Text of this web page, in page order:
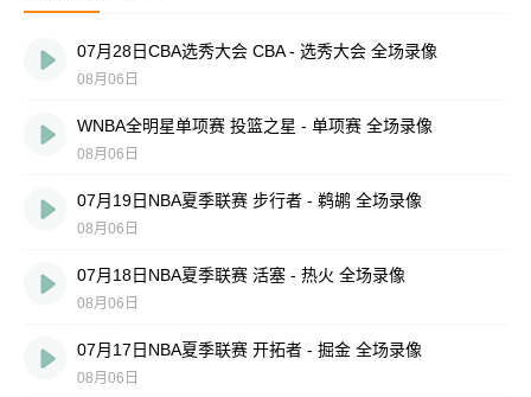
07月28日CBA选秀大会 CBA - 选秀大会 全场录像
08月06日
WNBA全明星单项赛 投篮之星 - 单项赛 全场录像
08月06日
07月19日NBA夏季联赛 步行者 - 鹈鹕 全场录像
08月06日
07月18日NBA夏季联赛 活塞 - 热火 全场录像
08月06日
07月17日NBA夏季联赛 开拓者 - 掘金 全场录像
08月06日